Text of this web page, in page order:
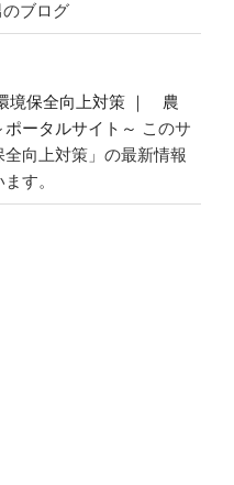
ブログ
境保全向上対策 ｜ 農
ータルサイト～ このサ
向上対策」の最新情報
す。